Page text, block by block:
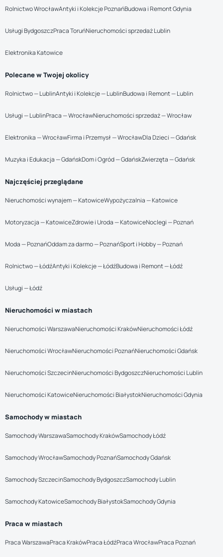
Rolnictwo WrocławAntyki i Kolekcje PoznańBudowa i Remont Gdynia
Usługi BydgoszczPraca ToruńNieruchomości sprzedaż Lublin
Elektronika Katowice
Polecane w Twojej okolicy
Rolnictwo — LublinAntyki i Kolekcje — LublinBudowa i Remont — Lublin
Usługi — LublinPraca — WrocławNieruchomości sprzedaż — Wrocław
Elektronika — WrocławFirma i Przemysł — WrocławDla Dzieci — Gdańsk
Muzyka i Edukacja — GdańskDom i Ogród — GdańskZwierzęta — Gdańsk
Najczęściej przeglądane
Nieruchomości wynajem — KatowiceWypożyczalnia — Katowice
Motoryzacja — KatowiceZdrowie i Uroda — KatowiceNoclegi — Poznań
Moda — PoznańOddam za darmo — PoznańSport i Hobby — Poznań
Rolnictwo — ŁódźAntyki i Kolekcje — ŁódźBudowa i Remont — Łódź
Usługi — Łódź
Nieruchomości w miastach
Nieruchomości WarszawaNieruchomości KrakówNieruchomości Łódź
Nieruchomości WrocławNieruchomości PoznańNieruchomości Gdańsk
Nieruchomości SzczecinNieruchomości BydgoszczNieruchomości Lublin
Nieruchomości KatowiceNieruchomości BiałystokNieruchomości Gdynia
Samochody w miastach
Samochody WarszawaSamochody KrakówSamochody Łódź
Samochody WrocławSamochody PoznańSamochody Gdańsk
Samochody SzczecinSamochody BydgoszczSamochody Lublin
Samochody KatowiceSamochody BiałystokSamochody Gdynia
Praca w miastach
Praca WarszawaPraca KrakówPraca ŁódźPraca WrocławPraca Poznań